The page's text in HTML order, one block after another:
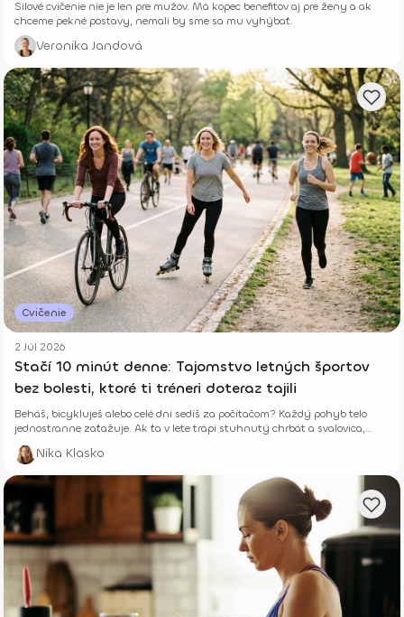
Silové cvičenie nie je len pre mužov. Má kopec benefitov aj pre ženy a ak
chceme pekné postavy, nemali by sme sa mu vyhýbať.
Veronika Jandová
Cvičenie
2 Júl 2026
Stačí 10 minút denne: Tajomstvo letných športov
bez bolesti, ktoré ti tréneri doteraz tajili
Beháš, bicykluješ alebo celé dni sedíš za počítačom? Každý pohyb telo
jednostranne zaťažuje. Ak ťa v lete trápi stuhnutý chrbát a svalovica,
niekde robíš chybu. Zisti, ako ti len 10 minút správneho cvičenia denne
vráti energiu a zabezpečí leto úplne bez b
Nika Klasko